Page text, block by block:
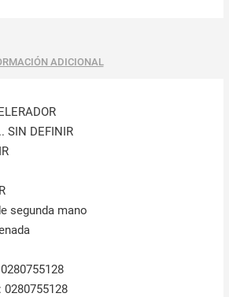
ADICIONAL
SIN DEFINIR
segunda mano
: 0280755128